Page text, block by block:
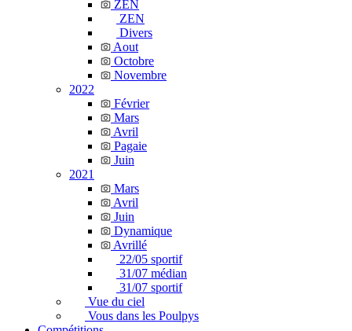
ZEN
ZEN
Divers
Aout
Octobre
Novembre
2022
Février
Mars
Avril
Pagaie
Juin
2021
Mars
Avril
Juin
Dynamique
Avrillé
22/05 sportif
31/07 médian
31/07 sportif
Vue du ciel
Vous dans les Poulpys